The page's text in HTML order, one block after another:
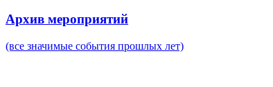
Архив мероприятий
(все значимые события прошлых лет)